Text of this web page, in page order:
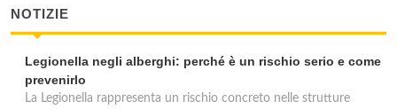
NOTIZIE
Legionella negli alberghi: perché è un rischio serio e come
prevenirlo
La Legionella rappresenta un rischio concreto nelle strutture